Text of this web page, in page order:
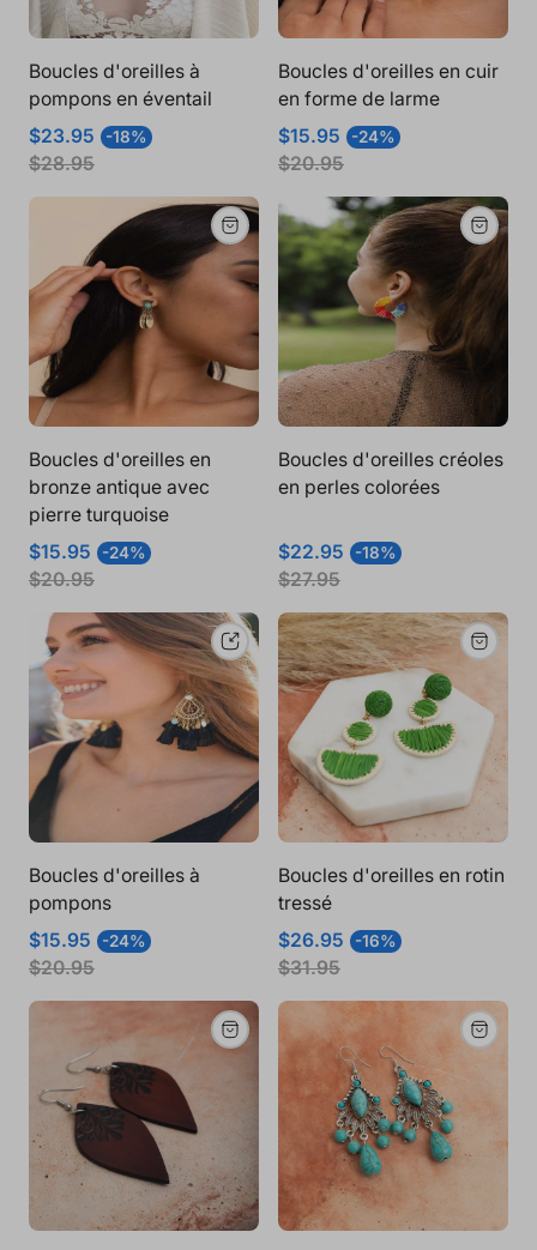
Boucles d'oreilles à
pompons en éventail
Prix
de
vente
$23.95 -18% Prix
$28.95
Boucles d'oreilles en cuir
en forme de larme
Prix
de
vente
$15.95 -24% Prix
$20.95
Boucles d'oreilles en
bronze antique avec
pierre turquoise
Prix
de
vente
$15.95 -24% Prix
$20.95
Boucles d'oreilles créoles
en perles colorées
Prix
de
vente
$22.95 -18% Prix
$27.95
Boucles d'oreilles à
pompons
Prix
de
vente
$15.95 -24% Prix
$20.95
Boucles d'oreilles en rotin
tressé
Prix
de
vente
$26.95 -16% Prix
$31.95